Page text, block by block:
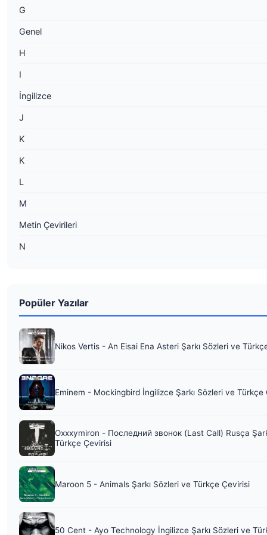
G
Genel
H
I
İngilizce
J
K
K
L
M
Metin Çevirileri
N
Popüler Yazılar
Nikos Vertis - An Eisai Ena Asteri Şarkı Sözleri ve
Eminem - Mockingbird İngilizce Şarkı Sözleri ve Türkçe
Oxxxymiron - Последний звонок (Last Call) Rusça
Türkçe Çevirisi
Maroon 5 - Animals Şarkı Sözleri ve Türkçe Çevirisi
50 Cent - Ayo Technology İngilizce Şarkı Sözleri ve